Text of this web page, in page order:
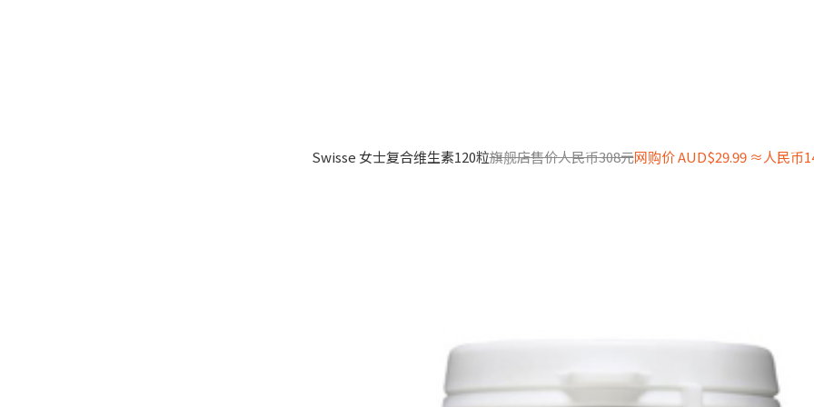
Swisse 女士复合维生素120粒旗舰店售价人民币308元网购价 AUD$29.99 ≈人民币